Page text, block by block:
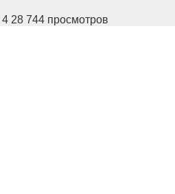
4 28 744 просмотров